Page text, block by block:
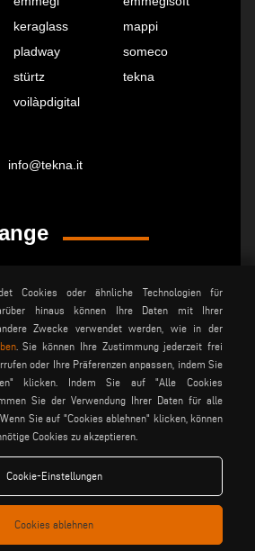
keraglass
mappi
pladway
someco
stürtz
tekna
voilàpdigital
info@tekna.it
rechtsvermerk
allgemeine
verkaufsbedingungen
10 - 41019 Soliera (MO) - ITALY
Cookies oder ähnliche Technologien für
hinaus können Ihre Daten mit Ihrer
Zwecke verwendet werden, wie in der
. Sie können Ihre Zustimmung jederzeit frei
oder Ihre Präferenzen anpassen, indem Sie
klicken. Indem Sie auf "Alle Cookies
Sie der Verwendung Ihrer Daten für alle
Sie auf "Cookies ablehnen" klicken, können
Cookies zu akzeptieren.
Cookie-Einstellungen
Cookies ablehnen